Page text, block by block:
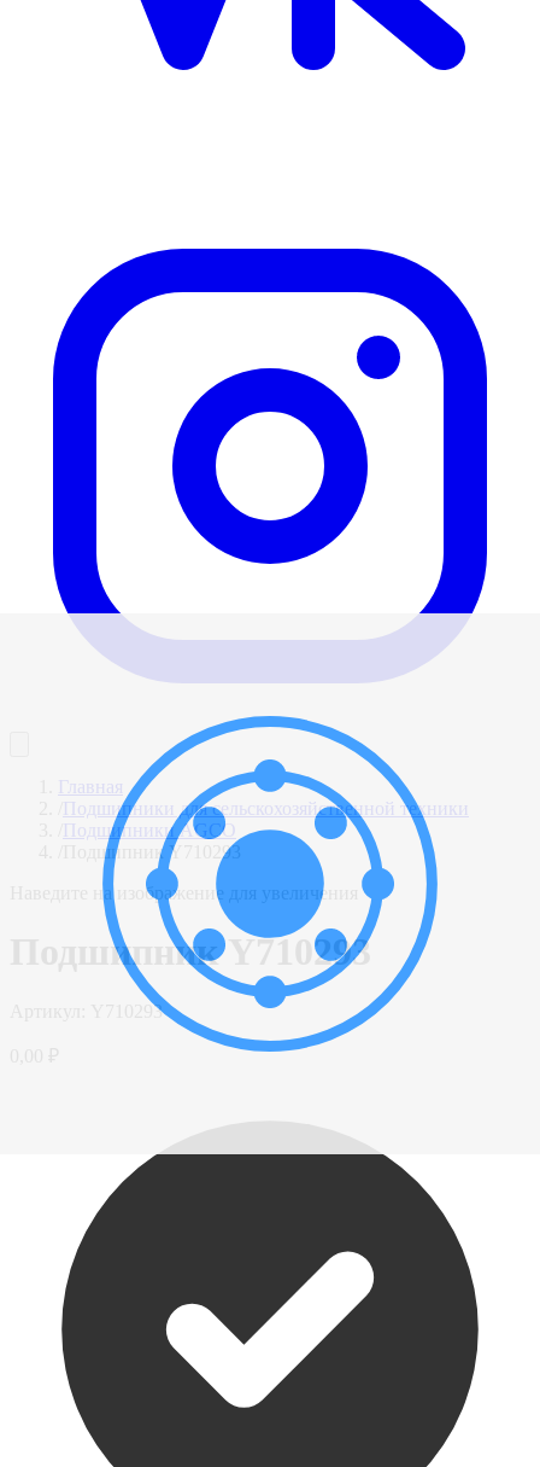
Главная
Подшипники для сельскохозяйственной техники
Подшипники AGCO
Подшипник Y710293
Наведите на изображение для увеличения
Подшипник Y710293
Y710293